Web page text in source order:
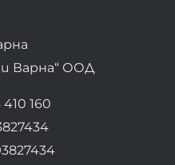
Варна“ ООД
160